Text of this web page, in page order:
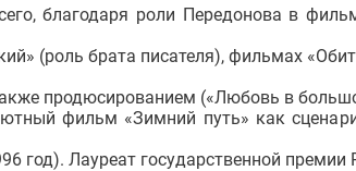
благодаря роли Передонова в
(роль брата писателя), фильмах
продюсированием («Любовь в
фильм «Зимний путь» как
год). Лауреат государственной премии